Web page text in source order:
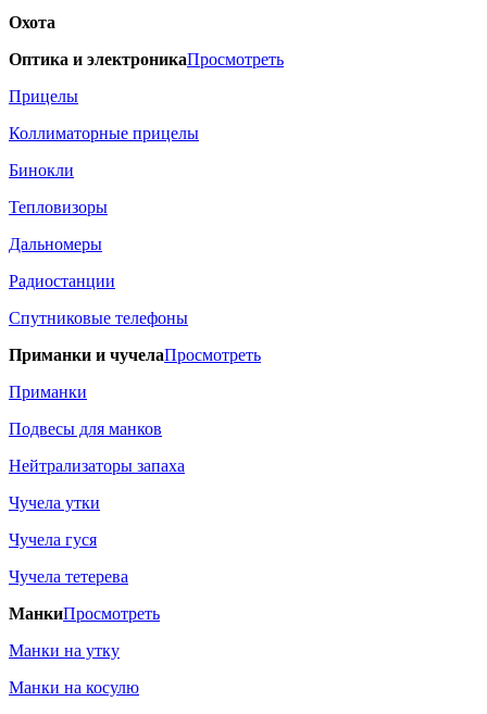
Охота
Оптика и электроникаПросмотреть
Прицелы
Коллиматорные прицелы
Бинокли
Тепловизоры
Дальномеры
Радиостанции
Спутниковые телефоны
Приманки и чучелаПросмотреть
Приманки
Подвесы для манков
Нейтрализаторы запаха
Чучела утки
Чучела гуся
Чучела тетерева
МанкиПросмотреть
Манки на утку
Манки на косулю